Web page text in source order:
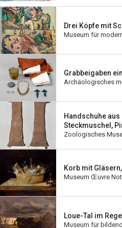
Drei Köpfe mit
Museum für
Grabbeigaben
Archäologisches
Handschuhe
Steckmuschel,
Zoologisches
Korb mit
Museum Œuvre
Loue-Tal im
Museum für